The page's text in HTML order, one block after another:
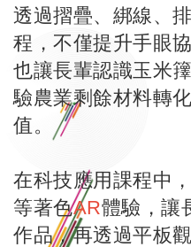
透過摺疊、綁線、
程，不僅提升手眼
也讓長輩認識玉米
驗農業剩餘材料轉
值。
在科技應用課程中
等著色AR體驗，讓
作品，再透過平板